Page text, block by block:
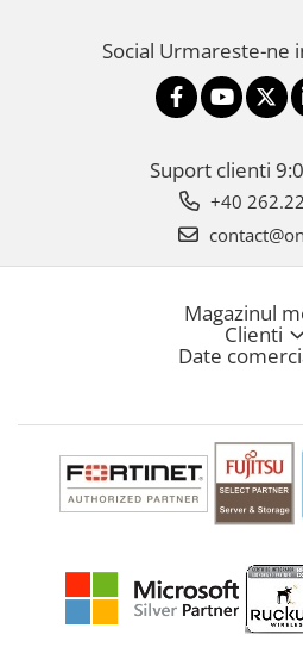
Social Urmareste-ne
Suport clienti
+40
Magazinul
Clienti
Date